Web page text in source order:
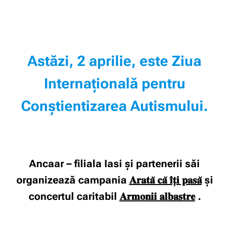
Astăzi, 2 aprilie, este Ziua
Internațională pentru
Conștientizarea Autismului.
Ancaar – filiala Iasi și partenerii săi
organizează campania 𝐀𝐫𝐚𝐭𝐚̆ 𝐜𝐚̆ 𝐢̂𝐭̦𝐢 𝐩𝐚𝐬𝐚̆și
concertul caritabil 𝐀𝐫𝐦𝐨𝐧𝐢𝐢 𝐚𝐥𝐛𝐚𝐬𝐭𝐫𝐞.